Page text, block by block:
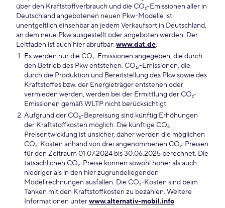
über den Kraftstoffverbrauch und die CO₂-Emissionen aller in
Deutschland angebotenen neuen Pkw-Modelle ist
unentgeltlich einsehbar an jedem Verkaufsort in Deutschland,
an dem neue Pkw ausgestellt oder angeboten werden. Der
Leitfaden ist auch hier abrufbar: www.dat.de.
Es werden nur die CO₂-Emissionen angegeben, die durch
den Betrieb des Pkw entstehen. CO₂,-Emissionen, die
durch die Produktion und Bereitstellung des Pkw sowie des
Kraftstoffes bzw. der Energieträger entstehen oder
vermieden werden, werden bei der Ermittlung der CO₂-
Emissionen gemäß WLTP nicht berücksichtigt.
Aufgrund der CO₂-Bepreisung sind künftig Erhöhungen
der Kraftstoffkosten möglich. Die künftige CO₂,
Preisentwicklung ist unsicher, daher werden die möglichen
CO₂-Kosten anhand von drei angenommenen CO₂-Preisen
für den Zeitraum 01.07.2024 bis 30.06.2025 berechnet. Die
tatsächlichen CO₂-Preise können sowohl höher als auch
niedriger als in den hier zugrundeliegenden
Modellrechnungen ausfallen. Die CO₂-Kosten sind beim
Tanken mit den Kraftstoffkosten zu bezahlen. Weitere
Informationen unterwww.alternativ-mobil.info.